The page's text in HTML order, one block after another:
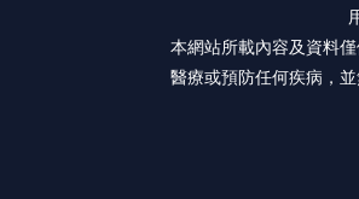
本網站所載內容及資料僅
醫療或預防任何疾病，